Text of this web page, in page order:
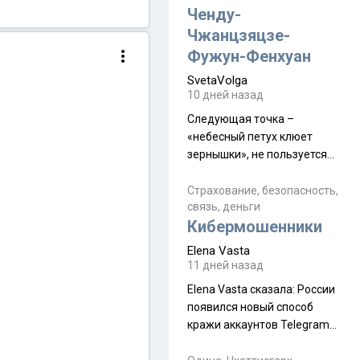
а продолжают встречаться
почти каждую неделю) и с
порога сообщил: "Эйтан
разводится!" Эйтан -
мальчик из религиозной
семьи, из тех, кого называют
"вязаные кипы". С 2022-го
Ченду-
Чжанцзяцзе-
Фужун-Фенхуан
SvetaVolga
10 дней назад
Следующая точка –
«небесный петух клюет
зернышки», не пользуется
заслужено, и чтобы попасть
на начало тропы показали
водителю карту, иначе
Пошли туда, потому что я
отзывов. По мне – сплошная
физуха, долгий спуск, потом
подъем по этому же пути.
Страхование, безопасность,
связь, деньги
Кибермошенники
Elena Vasta
11 дней назад
Elena Vasta сказалa: России
появился новый способ
кражи аккаунтов Telegram